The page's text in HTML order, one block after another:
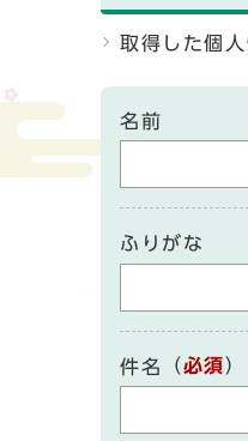
取得した個
名前
ふりがな
件名 （必須）